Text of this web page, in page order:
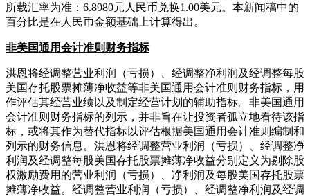
所载汇率为准：6.8980元人民币兑换1.00美元。本新闻稿中的
百分比是在人民币金额基础上计算得出。
非美国通用会计准则财务指标
洪恩将经调整营业利润（亏损）、经调整净利润及经调整每股
美国存托股票摊薄净收益等非美国通用会计准则财务指标，用
作评估其经营业绩以及制定经营计划的辅助指标。非美国通用
会计准则财务指标的列示，并非旨在让投资者孤立地看待该指
标，或将其作为替代指标以评估根据美国通用会计准则编制和
列示的财务信息。洪恩将经调整营业利润（亏损）、经调整净
利润及经调整每股美国存托股票摊薄净收益分别定义为剔除股
权激励费用的营业利润（亏损）、净利润及每股美国存托股票
摊薄净收益。经调整营业利润（亏损）、经调整净利润及经调